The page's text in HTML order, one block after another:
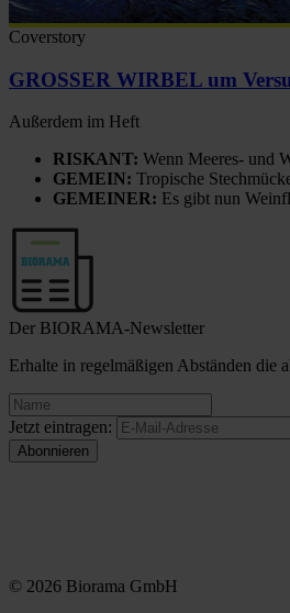
Coverstory
GROSSER WIRBEL um
Außerdem im Heft
RISKANT: Wenn Meeres- und
GEMEIN: Tropische
GEMEINER: Es gibt nun
Der BIORAMA-Newsletter
Erhalte in regelmäßigen Abständen
Jetzt eintragen:
© 2026 Biorama GmbH